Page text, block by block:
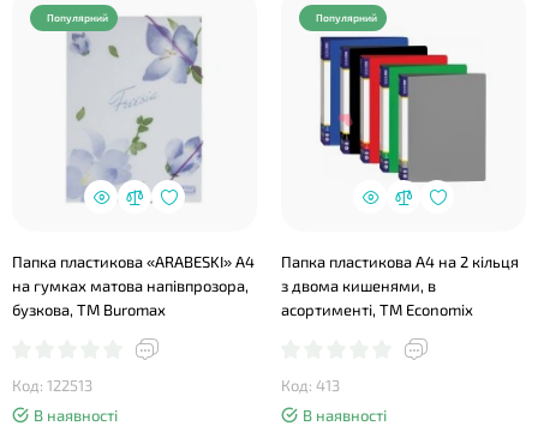
Популярний
Папка пластикова «ARABESKI» А4
на гумках матова напівпрозора,
бузкова, TM Buromax
Код: 122513
В наявності
Популярний
Папка пластикова А4 на 2 кільця
з двома кишенями, в
асортименті, ТМ Economix
Код: 413
В наявності